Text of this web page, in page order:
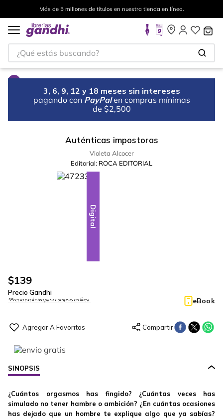
Más de 5 millones de títulos en nuestra tienda en línea.
¿Qué estás buscando?
3, 6, 9, 12 y 18 meses sin intereses
pagando con PayPal en compras mínimas
de $2,500
Auténticas impostoras
Violeta Alcocer
Editorial: ROCA EDITORIAL
Digital
$139
Precio Gandhi
*Precio exclusivo para compras en línea. eBook
SINOPSIS
¿Cuántos orgasmos has fingido? ¿Cuántas veces has
simulado no tener hambre o ambición? ¿En cuántas ocasiones
has dejado que un hombre te explique algo que ya sabías?